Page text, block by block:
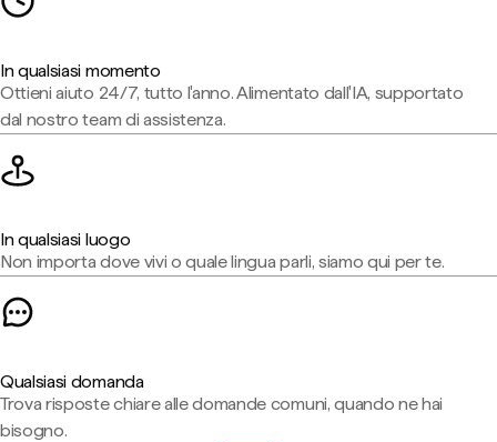
In qualsiasi momento
Ottieni aiuto 24/7, tutto l'anno. Alimentato dall'IA, supportato
dal nostro team di assistenza.
In qualsiasi luogo
Non importa dove vivi o quale lingua parli, siamo qui per te.
Qualsiasi domanda
Trova risposte chiare alle domande comuni, quando ne hai
bisogno.